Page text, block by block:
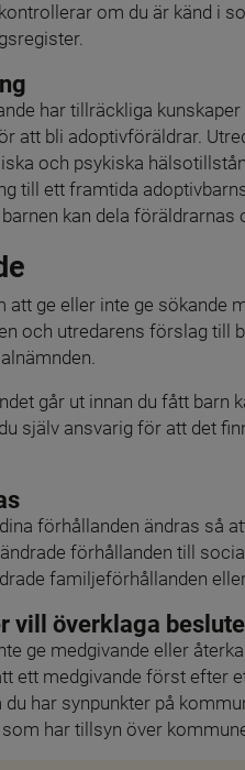
om du är känd i
har tillräckliga
att bli adoptivföräldrar.
och psykiska
till ett framtida
kan dela
ge eller inte ge sökande
och utredarens förslag till
går ut innan du fått barn
själv ansvarig för att det
förhållanden ändras så
förhållanden till
familjeförhållanden
vill överklaga
ge medgivande eller
ett medgivande först efter
har synpunkter på
har tillsyn över